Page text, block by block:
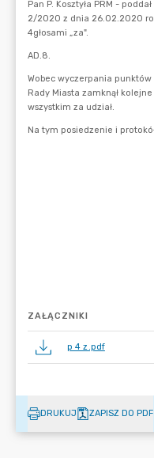
ZAŁĄCZNIKI
p 4 z.pdf
DRUKUJ ZAPISZ DO PDF